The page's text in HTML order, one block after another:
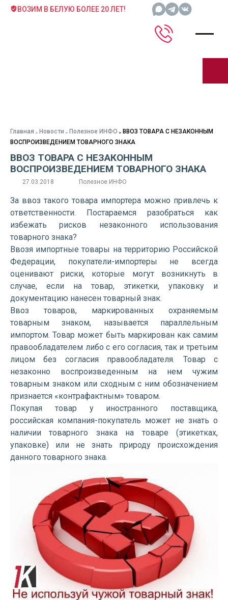
ВОЗИМ В БЕЛУЮ БОЛЕЕ 20 ЛЕТ!
Главная Новости Полезное ИНФО
ВВОЗ ТОВАРА С НЕЗАКОННЫМ
ВОСПРОИЗВЕДЕНИЕМ ТОВАРНОГО ЗНАКА
ВВОЗ ТОВАРА С НЕЗАКОННЫМ
ВОСПРОИЗВЕДЕНИЕМ ТОВАРНОГО ЗНАКА
27.03.2018 Полезное ИНФО
За ввоз такого товара импортера можно привлечь к
ответственности. Постараемся разобраться как
избежать рисков незаконного использования
товарного знака?
Ввозя импортные товары на территорию Российской
Федерации, покупатели-импортеры не всегда
оценивают риски, которые могут возникнуть в
случае, если на товар, этикетки, упаковку и
документацию нанесен товарный знак.
Ввоз товаров, маркированных охраняемым
товарным знаком, называется параллельным
импортом. Товар может быть маркирован как самим
правообладателем либо с его согласия, так и третьим
лицом без согласия правообладателя. Товар с
незаконно воспроизведенным на нем чужим
товарным знаком или сходным с ним обозначением
признается «контрафактным» товаром.
Покупая товар у иностранного поставщика,
российская компания-покупатель может не знать о
наличии товарного знака на товаре (этикетках,
упаковке) или не знать природу происхождения
данного товарного знака.